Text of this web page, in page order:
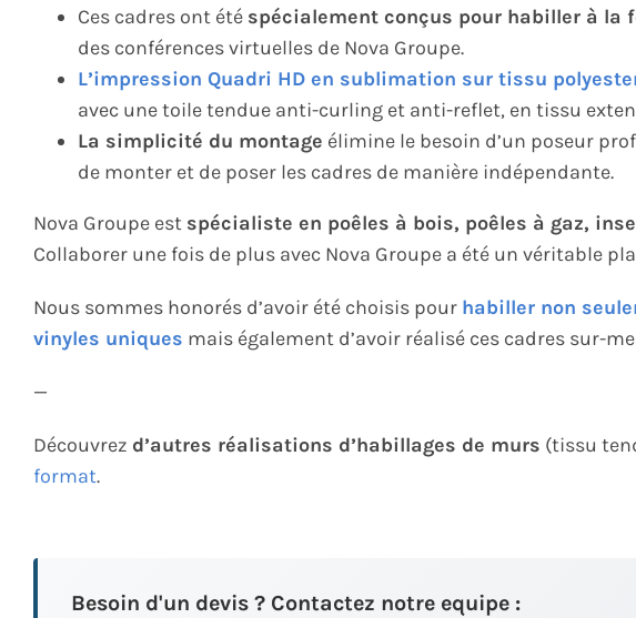
Ces cadres ont été spécialement conçus pour habiller à la
des conférences virtuelles de Nova Groupe.
L’impression Quadri HD en sublimation sur tissu
avec une toile tendue anti-curling et anti-reflet, en tissu
La simplicité du montage élimine le besoin d’un poseur
de monter et de poser les cadres de manière indépendante.
Nova Groupe est spécialiste en poêles à bois, poêles à gaz,
Collaborer une fois de plus avec Nova Groupe a été un véritable
Nous sommes honorés d’avoir été choisis pour habiller non
vinyles uniques mais également d’avoir réalisé ces cadres sur-
—
Découvrez d’autres réalisations d’habillages de murs (tissu
format.
Besoin d'un devis ? Contactez notre equipe :